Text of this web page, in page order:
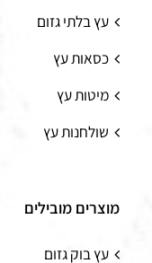
עץ בלתי גזום
כסאות עץ
מיטות עץ
שולחנות עץ
מוצרים מובילים
עץ בוק גזום